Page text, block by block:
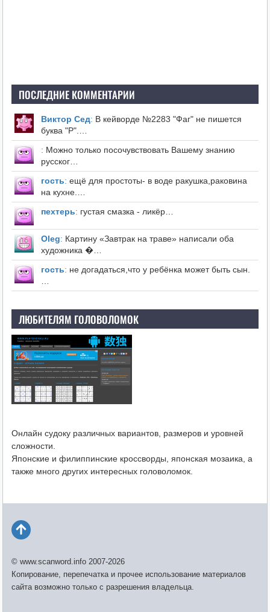
ПОСЛЕДНИЕ КОММЕНТАРИИ
Виктор Сед: В кейворде №2283 "Фаг" не пишется
буква "Р".…
: Можно только посочувствовать Вашему знанию
русског…
гость: ещё для простоты- в воде ракушка,раковина
на кухне.…
пехтерь: густая смазка - ликёр…
Оleg: Картину «Завтрак на траве» написали оба
художника �…
гость: не догадаться,что у ребёнка может быть сын.
ЛЮБИТЕЛЯМ ГОЛОВОЛОМОК
Онлайн судоку различных вариантов, размеров и уровней
сложности.
Японские и филиппинские кроссворды, японская мозаика, а
также много других интересных головоломок.
© www.scanword.info 2007-2026
Копирование, перепечатка и прочее использование материалов
сайта возможно только с разрешения владельца.